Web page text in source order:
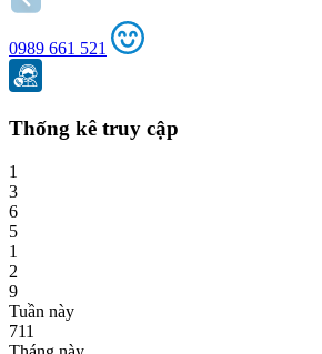
0989 661 521
Thống kê truy cập
1
3
6
5
1
2
9
Tuần này
711